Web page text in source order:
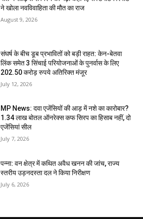
ने खोला नवविवाहिता की मौत का राज
August 9, 2026
संघर्ष के बीच डूब प्रभावितों को बड़ी राहत: केन-बेतवा
लिंक समेत 3 सिंचाई परियोजनाओं के पुनर्वास के लिए
202.50 करोड़ रुपये अतिरिक्त मंजूर
July 12, 2026
MP News: दवा एजेंसियों की आड़ में नशे का कारोबार?
1.34 लाख बोतल ऑनरेक्स कफ सिरप का हिसाब नहीं, दो
एजेंसियां सील
July 7, 2026
पन्ना: वन क्षेत्र में कथित अवैध खनन की जांच, राज्य
स्तरीय उड़नदस्ता दल ने किया निरीक्षण
July 6, 2026